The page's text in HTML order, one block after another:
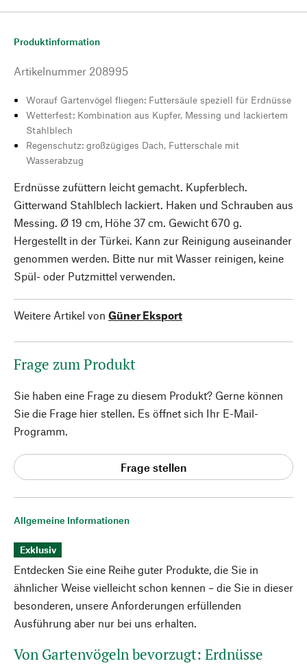
Allgemeine Informationen
Exklusiv
Entdecken Sie eine Reihe guter Produkte, die Sie in
ähnlicher Weise vielleicht schon kennen – die Sie in dieser
besonderen, unsere Anforderungen erfüllenden
Ausführung aber nur bei uns erhalten.
Von Gartenvögeln bevorzugt: Erdnüsse
Produktinformation
Artikelnummer 208995
Worauf Gartenvögel fliegen: Futtersäule speziell für Erdnüsse
Wetterfest: Kombination aus Kupfer, Messing und lackiertem
Stahlblech
Regenschutz: großzügiges Dach, Futterschale mit
Wasserabzug
Erdnüsse zufüttern leicht gemacht. Kupferblech.
Gitterwand Stahlblech lackiert. Haken und Schrauben aus
Messing. Ø 19 cm, Höhe 37 cm. Gewicht 670 g.
Hergestellt in der Türkei. Kann zur Reinigung auseinander
genommen werden. Bitte nur mit Wasser reinigen, keine
Spül- oder Putzmittel verwenden.
Weitere Artikel von Güner Eksport
Frage zum Produkt
Sie haben eine Frage zu diesem Produkt? Gerne können
Sie die Frage hier stellen. Es öffnet sich Ihr E-Mail-
Programm.
Frage stellen